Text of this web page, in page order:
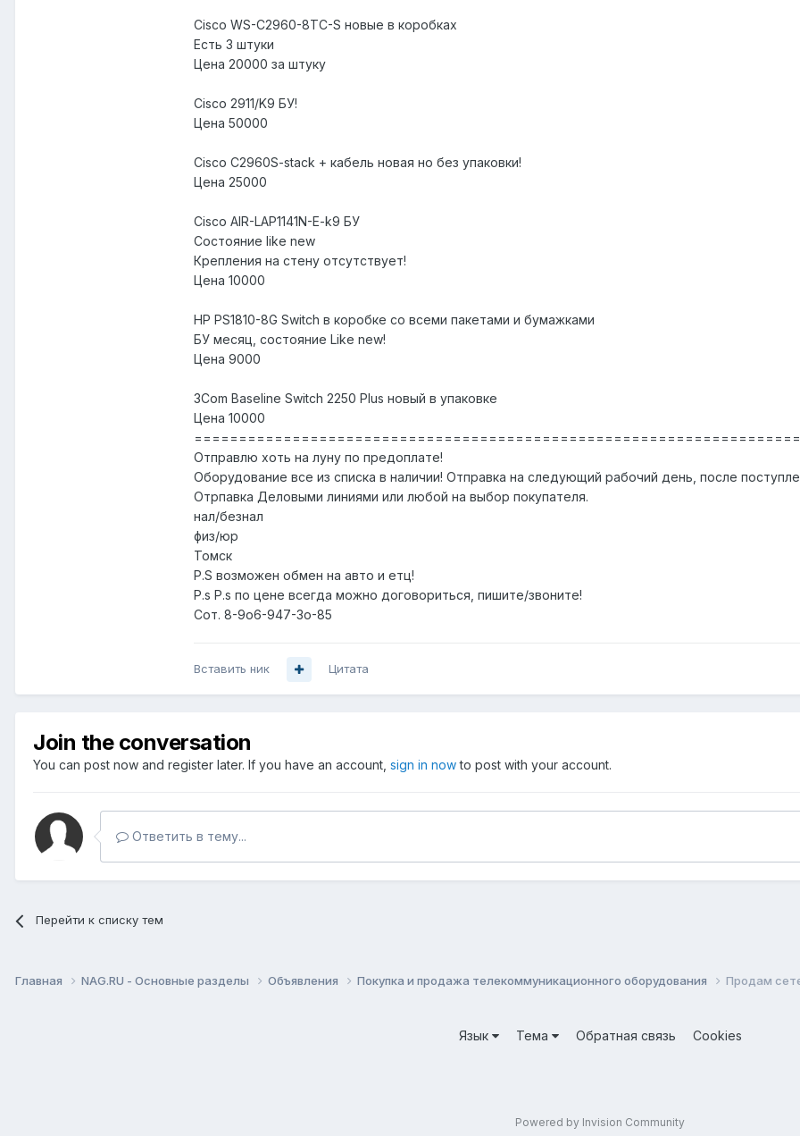
Cisco WS-C2960-8TC-S новые в коробках
Есть 3 штуки
Цена 20000 за штуку
Cisco 2911/K9 БУ!
Цена 50000
Cisco C2960S-stack + кабель новая но без упаковки!
Цена 25000
Cisco AIR-LAP1141N-E-k9 БУ
Состояние like new
Крепления на стену отсутствует!
Цена 10000
HP PS1810-8G Switch в коробке со всеми пакетами и бумажками
БУ месяц, состояние Like new!
Цена 9000
3Com Baseline Switch 2250 Plus новый в упаковке
Цена 10000
Отправлю хоть на луну по предоплате!
Оборудование все из списка в наличии! Отправка на следующий рабочий день, после
Отрпавка Деловыми линиями или любой на выбор покупателя.
нал/безнал
физ/юр
Томск
P.S возможен обмен на авто и етц!
P.s P.s по цене всегда можно договориться, пишите/звоните!
Сот. 8-9o6-947-3о-85
Вставить ник Цитата
Join the conversation
You can post now and register later. If you have an account, sign in nowto post with your account.
Ответить в тему...
Перейти к списку тем
Главная NAG.RU - Основные разделы Объявления Покупка и продажа телекоммуникационного оборудования Продам
Язык Тема Обратная связь Cookies
Powered by Invision Community